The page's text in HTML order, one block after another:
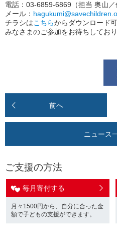
電話：03-6859-6869（担当 奥山／
メール：
チラシはこちらからダウンロード可
みなさまのご参加をお待ちしており
前へ
ニュース
ご支援の方法
毎月寄付する
月々1500円から、自分に合った金
額で子どもの支援ができます。